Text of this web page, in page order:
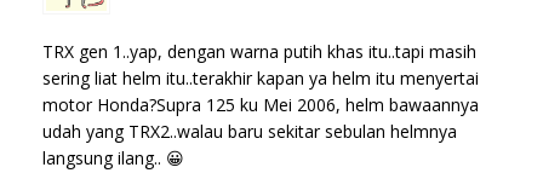
TRX gen 1..yap, dengan warna putih khas itu..tapi masih
sering liat helm itu..terakhir kapan ya helm itu menyertai
motor Honda?Supra 125 ku Mei 2006, helm bawaannya
udah yang TRX2..walau baru sekitar sebulan helmnya
langsung ilang.. 😀